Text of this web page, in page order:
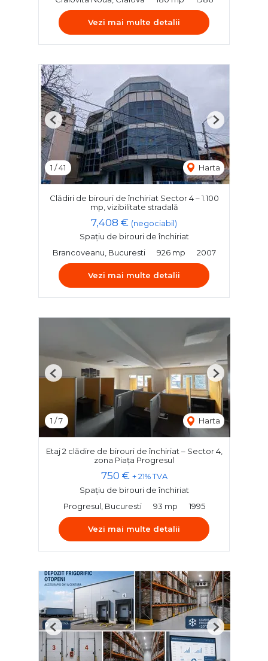
Vezi mai multe detalii
1 /41 Harta
Previous Next
Clădiri de birouri de închiriat Sector 4 – 1.100
mp, vizibilitate stradală
7,408 € (negociabil)
Spațiu de birouri de închiriat
Brancoveanu, Bucuresti
926 mp 2007
Vezi mai multe detalii
1 /7 Harta
Previous Next
Etaj 2 clădire de birouri de închiriat – Sector 4,
zona Piața Progresul
750 € + 21% TVA
Spațiu de birouri de închiriat
Progresul, Bucuresti
93 mp 1995
Vezi mai multe detalii
Previous Next